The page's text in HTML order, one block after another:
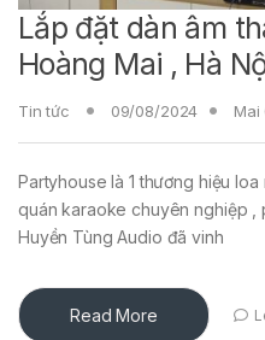
Lắp đặt dàn âm
Hoàng Mai , Hà
Tin tức 09/08/2024 Mai
Partyhouse là 1 thương hiệu
quán karaoke chuyên nghiệp
Huyền Tùng Audio đã vinh
Read More